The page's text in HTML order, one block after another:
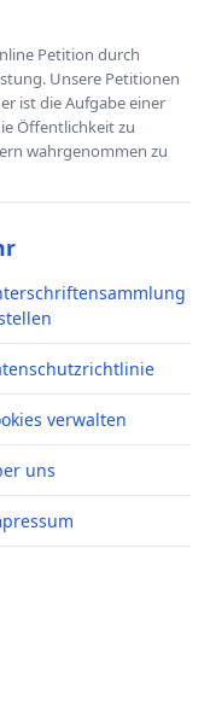
Petition durch
Unsere Petitionen
ist die Aufgabe einer
Öffentlichkeit zu
wahrgenommen zu
verwalten
uns